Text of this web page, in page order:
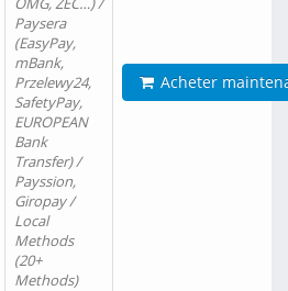
Paysera
(EasyPay,
mBank,
Przelewy24,
SafetyPay,
EUROPEAN
Bank
Transfer) /
Payssion,
Giropay /
Local
Methods
(20+
Methods)
Acheter